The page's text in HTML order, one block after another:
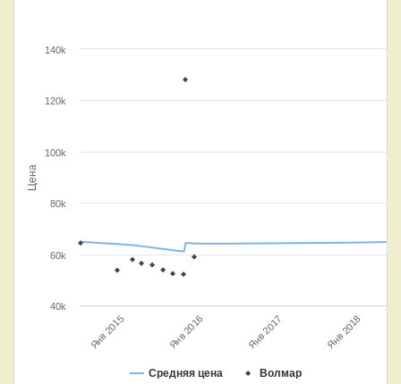
Цена
Средняя цена Волмар
Янв 2015 Янв 2016 Янв 2017 Янв 2018
40k
60k
80k
100k
120k
140k